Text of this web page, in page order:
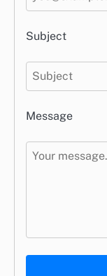
Subject
Message